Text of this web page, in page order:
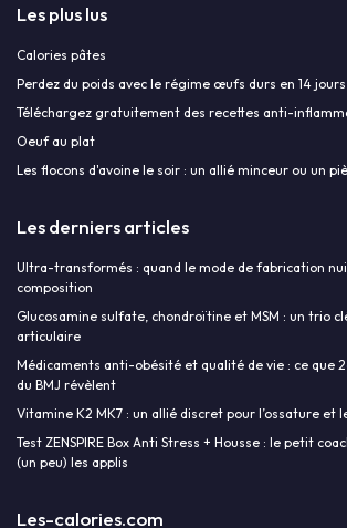
Les plus lus
Calories pâtes
Perdez du poids avec le régime œufs durs en 14 jours
Téléchargez gratuitement des recettes anti-
Oeuf au plat
Les flocons d'avoine le soir : un allié minceur ou un
Les derniers articles
Ultra-transformés : quand le mode de fabrication
composition
Glucosamine sulfate, chondroïtine et MSM : un trio
articulaire
Médicaments anti-obésité et qualité de vie : ce que
du BMJ révèlent
Vitamine K2 MK7 : un allié discret pour l’ossature et
Test ZENSPIRE Box Anti Stress + Housse : le petit
(un peu) les applis
Les-calories.com